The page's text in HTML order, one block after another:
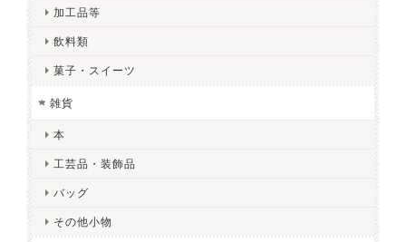
加工品等
飲料類
菓子・スイーツ
雑貨
本
工芸品・装飾品
バッグ
その他小物